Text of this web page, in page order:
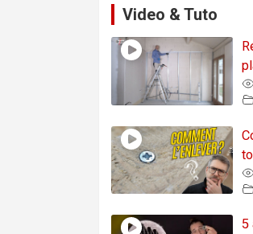
Video & Tuto
5